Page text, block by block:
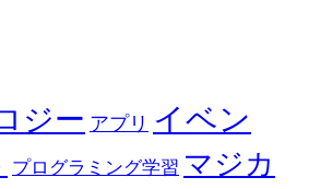
ジー アプリ イベン
プログラミング学習 マジカ